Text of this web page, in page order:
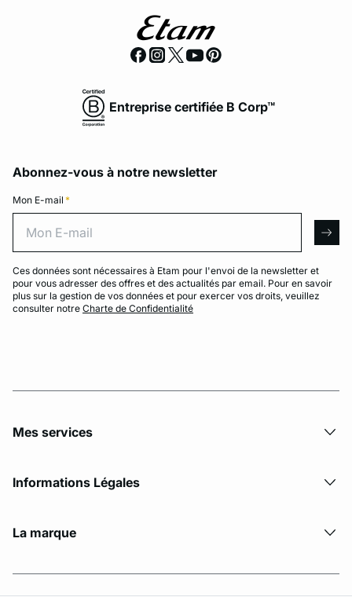
Entreprise certifiée B Corp™
Abonnez-vous à notre newsletter
Mon E-mail *
Ces données sont nécessaires à Etam pour l'envoi de la newsletter et
pour vous adresser des offres et des actualités par email. Pour en savoir
plus sur la gestion de vos données et pour exercer vos droits, veuillez
consulter notre Charte de Confidentialité
Mes services
Informations Légales
La marque